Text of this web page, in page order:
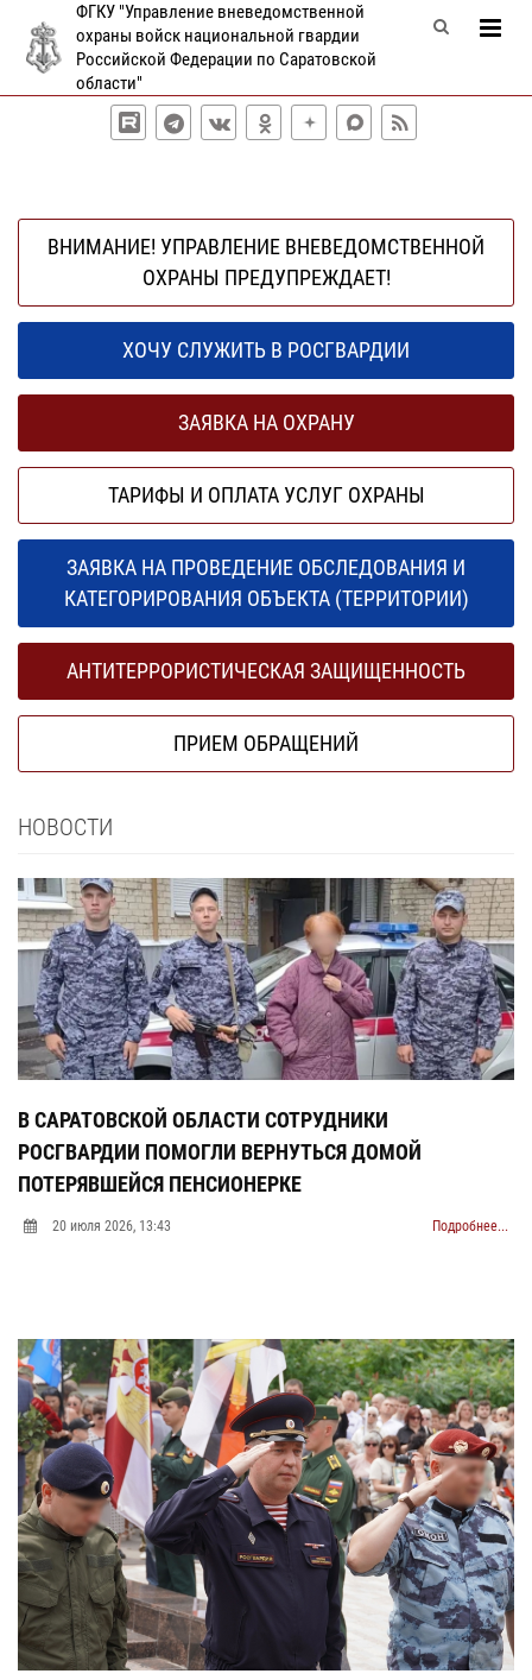
ФГКУ "Управление вневедомственной
охраны войск национальной гвардии
Российской Федерации по Саратовской
области"
ВНИМАНИЕ! УПРАВЛЕНИЕ ВНЕВЕДОМСТВЕННОЙ
ОХРАНЫ ПРЕДУПРЕЖДАЕТ!
ХОЧУ СЛУЖИТЬ В РОСГВАРДИИ
ЗАЯВКА НА ОХРАНУ
ТАРИФЫ И ОПЛАТА УСЛУГ ОХРАНЫ
ЗАЯВКА НА ПРОВЕДЕНИЕ ОБСЛЕДОВАНИЯ И
КАТЕГОРИРОВАНИЯ ОБЪЕКТА (ТЕРРИТОРИИ)
АНТИТЕРРОРИСТИЧЕСКАЯ ЗАЩИЩЕННОСТЬ
ПРИЕМ ОБРАЩЕНИЙ
НОВОСТИ
В САРАТОВСКОЙ ОБЛАСТИ СОТРУДНИКИ
РОСГВАРДИИ ПОМОГЛИ ВЕРНУТЬСЯ ДОМОЙ
ПОТЕРЯВШЕЙСЯ ПЕНСИОНЕРКЕ
20 июля 2026, 13:43 Подробнее...